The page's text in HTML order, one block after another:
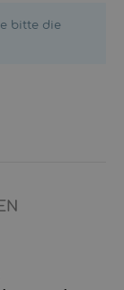
bitte die